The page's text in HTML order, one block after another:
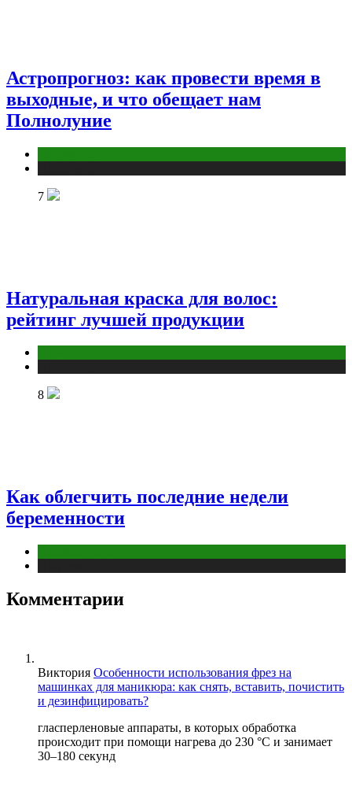
Астропрогноз: как провести время в
выходные, и что обещает нам
Полнолуние
7
Натуральная краска для волос:
рейтинг лучшей продукции
8
Как облегчить последние недели
беременности
Комментарии
Виктория Особенности использования фрез на
машинках для маникюра: как снять, вставить, почистить
и дезинфицировать?
гласперленовые аппараты, в которых обработка
происходит при помощи нагрева до 230 °С и занимает
30–180 секунд